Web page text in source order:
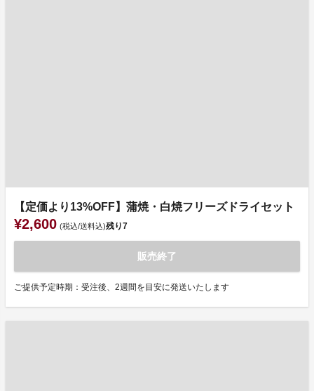
【定価より13%OFF】蒲焼・白焼フリーズドライセット
¥2,600 (税込/送料込)残り7
販売終了
ご提供予定時期：受注後、2週間を目安に発送いたします